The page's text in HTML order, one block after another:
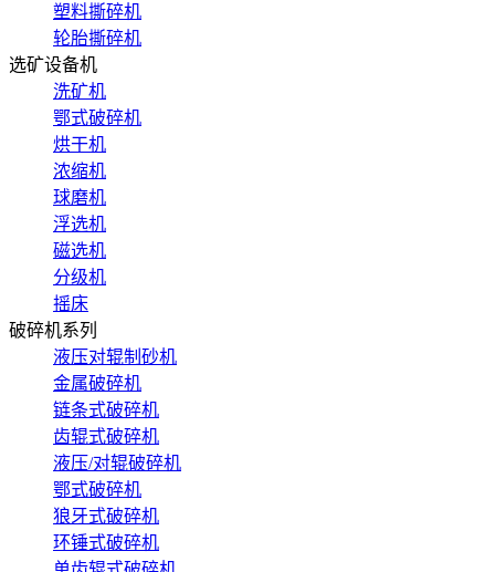
塑料撕碎机
轮胎撕碎机
选矿设备机
洗矿机
鄂式破碎机
烘干机
浓缩机
球磨机
浮选机
磁选机
分级机
摇床
破碎机系列
液压对辊制砂机
金属破碎机
链条式破碎机
齿辊式破碎机
液压/对辊破碎机
鄂式破碎机
狼牙式破碎机
环锤式破碎机